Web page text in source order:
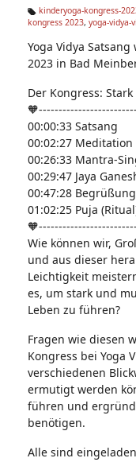
Ta
s:
kinderyoga-kongress-
kongress 2023, yoga-vidya-
Yoga Vidya
2023 in Bad
Der Kongress:
00:00:33 Satsang
00:02:27 Meditation
00:26:33 Mantra-
00:29:47 Jaya
00:47:28 Begrüßung
01:02:25 Puja
Wie können wir,
und aus dieser
Leichtigkeit
es, um stark und
Leben zu führen?
Fragen wie diesen
Kongress bei Yoga
verschiedenen
ermutigt werden
führen und
benötigen.
Alle sind